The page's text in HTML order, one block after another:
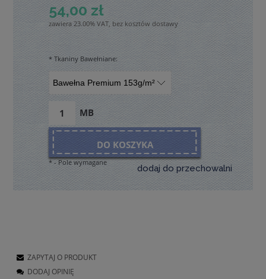
54,00 zł
zawiera 23.00% VAT, bez kosztów dostawy
* Tkaniny Bawełniane:
MB
DO KOSZYKA
dodaj do przechowalni
*- Pole wymagane
ZAPYTAJ O PRODUKT
DODAJ OPINIĘ